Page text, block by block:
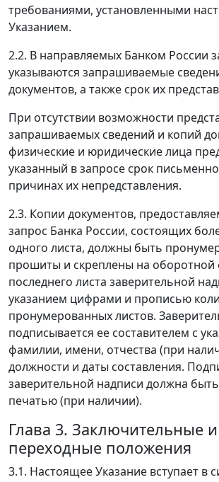
требованиями, установленными
Указанием.
2.2. В направляемых Банком России
указываются запрашиваемые
документов, а также срок их
При отсутствии возможности
запрашиваемых сведений и копий
физические и юридические лица
указанный в запросе срок
причинах их непредставления.
2.3. Копии документов,
запрос Банка России, состоящих
одного листа, должны быть
прошиты и скреплены на оборотной
последнего листа заверительной
указанием цифрами и прописью
пронумерованных листов.
подписывается ее составителем с
фамилии, имени, отчества (при
должности и даты составления.
заверительной надписи должна
печатью (при наличии).
Глава 3. Заключительные и
переходные положения
3.1. Настоящее Указание вступает в